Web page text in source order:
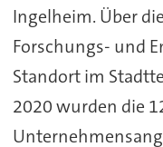
Ingelheim. Über
Forschungs- und
Standort im
2020 wurden die